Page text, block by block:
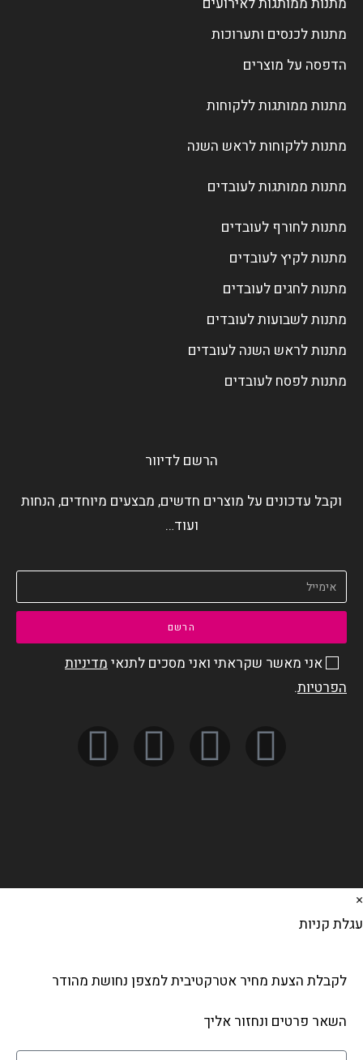
מתנות לכנסים ותערוכות
הדפסה על מוצרים
מתנות ממותגות ללקוחות
מתנות ללקוחות לראש השנה
מתנות ממותגות לעובדים
מתנות לחורף לעובדים
מתנות לקיץ לעובדים
מתנות לחגים לעובדים
מתנות לשבועות לעובדים
מתנות לראש השנה לעובדים
מתנות לפסח לעובדים
הרשם לדיוור
וקבל עדכונים על מוצרים חדשים, מבצעים מיוחדים, הנחות
ועוד…
אני מאשר שקראתי ואני מסכים לתנאימדיניות
הפרטיות.
הרשם
קניות
לקבלת הצעת מחיר אטרקטיבית למצפן נחושת מהודר
השאר פרטים ונחזור אליך